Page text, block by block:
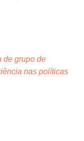
de grupo de
nas políticas